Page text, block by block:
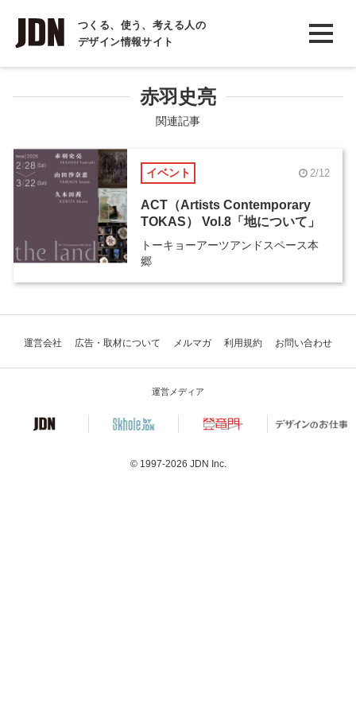
つくる、使う、考える人の
デザイン情報サイト
INTERVIEW
インタビュー
COLUMN
コラム
赤羽史亮
関連記事
イベント 2/12
ACT（Artists Contemporary
TOKAS） Vol.8「地について」
トーキョーアーツアンドスペース本
郷
運営会社 広告・取材について メルマガ 利用規約 お問い合わせ
運営メディア
© 1997-2026 JDN Inc.